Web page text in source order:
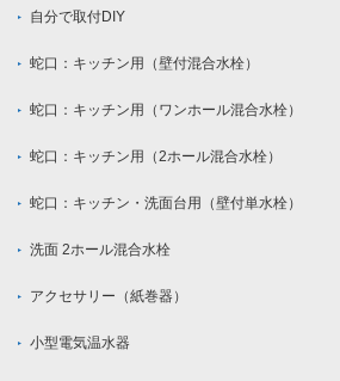
自分で取付DIY
蛇口：キッチン用（壁付混合水栓）
蛇口：キッチン用（ワンホール混合水栓）
蛇口：キッチン用（2ホール混合水栓）
蛇口：キッチン・洗面台用（壁付単水栓）
洗面 2ホール混合水栓
アクセサリー（紙巻器）
小型電気温水器